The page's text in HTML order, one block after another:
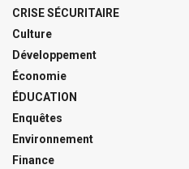
CRISE SÉCURITAIRE
Culture
Développement
Économie
ÉDUCATION
Enquêtes
Environnement
Finance